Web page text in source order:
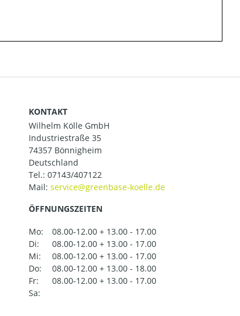
KONTAKT
Wilhelm Kölle GmbH
Industriestraße 35
74357 Bönnigheim
Deutschland
Tel.: 07143/407122
Mail:
ÖFFNUNGSZEITEN
Mo:
08.00-12.00 + 13.00 - 17.00
Di:
08.00-12.00 + 13.00 - 17.00
Mi:
08.00-12.00 + 13.00 - 17.00
Do:
08.00-12.00 + 13.00 - 18.00
Fr:
08.00-12.00 + 13.00 - 17.00
Sa: